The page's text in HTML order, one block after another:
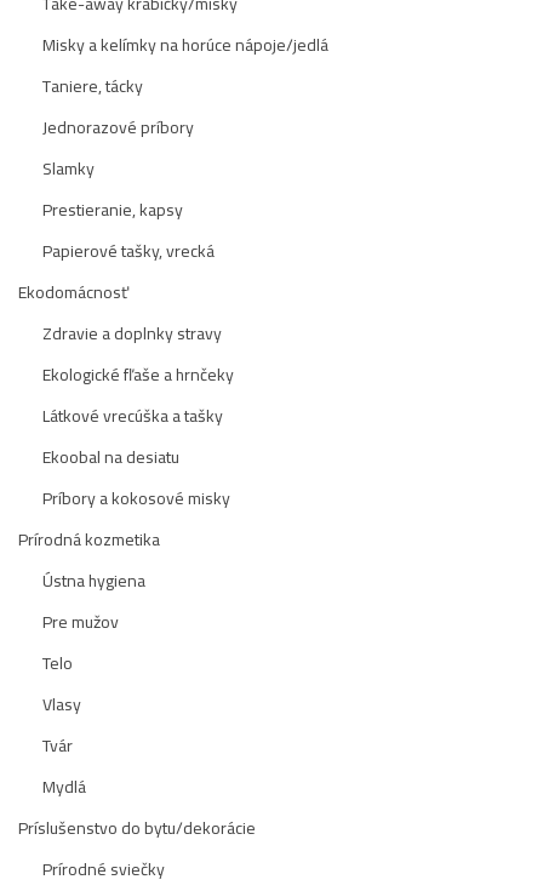
Misky a kelímky na horúce nápoje/jedlá
Taniere, tácky
Jednorazové príbory
Slamky
Prestieranie, kapsy
Papierové tašky, vrecká
Ekodomácnosť
Zdravie a doplnky stravy
Ekologické fľaše a hrnčeky
Látkové vrecúška a tašky
Ekoobal na desiatu
Príbory a kokosové misky
Prírodná kozmetika
Ústna hygiena
Pre mužov
Telo
Vlasy
Tvár
Mydlá
Príslušenstvo do bytu/dekorácie
Prírodné sviečky